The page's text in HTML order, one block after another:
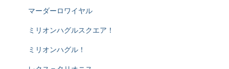
マーダーロワイヤル
ミリオンハグルスクエア！
ミリオンハグル！